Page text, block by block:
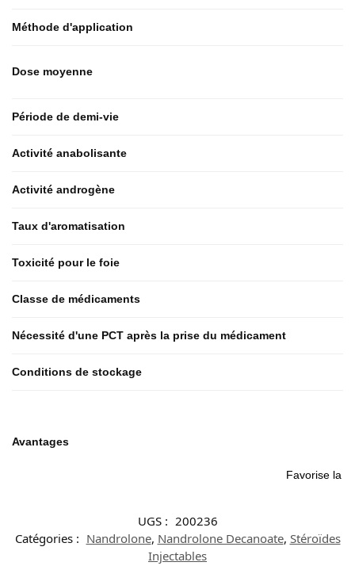
Méthode d'application
Dose moyenne
Période de demi-vie
Activité anabolisante
Activité androgène
Taux d'aromatisation
Toxicité pour le foie
Classe de médicaments
Nécessité d'une PCT après la prise du médicament
Conditions de stockage
Avantages
Favorise la
UGS : 200236
Catégories : Nandrolone, Nandrolone Decanoate, Stéroïdes
Injectables